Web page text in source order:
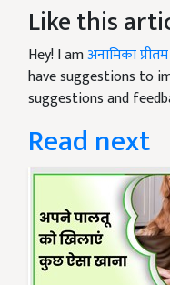
Like this
Hey! I amअनामिका प्रीतम
have suggestions to
suggestions and
Read next